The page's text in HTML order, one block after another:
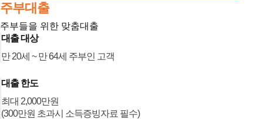
주부대출
주부들을 위한 맞춤대출
대출 대상
만 20세 ~ 만 64세 주부인 고객
대출 한도
최대 2,000만원
(300만원 초과시 소득증빙자료 필수)